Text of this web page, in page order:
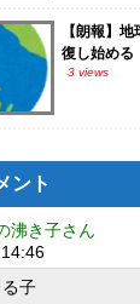
【朗報】
復し始める
3 views
ント
沸き子さん
子